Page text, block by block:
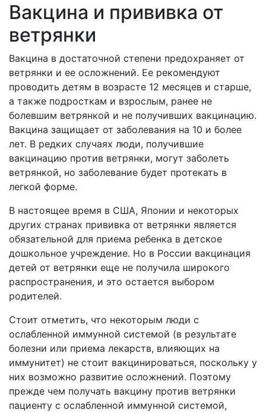
Вакцина и прививка от
ветрянки
Вакцина в достаточной степени предохраняет от
ветрянки и ее осложнений. Ее рекомендуют
проводить детям в возрасте 12 месяцев и старше,
а также подросткам и взрослым, ранее не
болевшим ветрянкой и не получивших вакцинацию.
Вакцина защищает от заболевания на 10 и более
лет. В редких случаях люди, получившие
вакцинацию против ветрянки, могут заболеть
ветрянкой, но заболевание будет протекать в
легкой форме.
В настоящее время в США, Японии и некоторых
других странах прививка от ветрянки является
обязательной для приема ребенка в детское
дошкольное учреждение. Но в России вакцинация
детей от ветрянки еще не получила широкого
распространения, и это остается выбором
родителей.
Стоит отметить, что некоторым люди с
ослабленной иммунной системой (в результате
болезни или приема лекарств, влияющих на
иммунитет) не стоит вакцинироваться, поскольку у
них возможно развитие осложнений. Поэтому
прежде чем получать вакцину против ветрянки
пациенту с ослабленной иммунной системой,